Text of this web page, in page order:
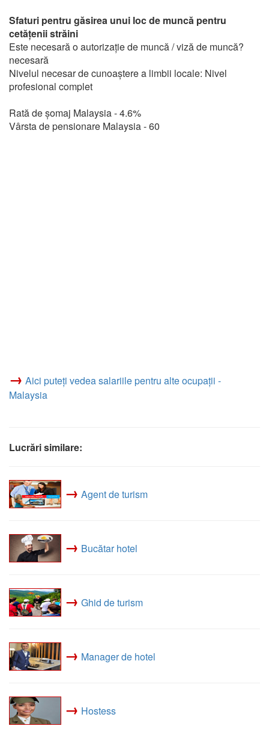
Sfaturi pentru găsirea unui loc de muncă pentru
cetățenii străini
Este necesară o autorizație de muncă / viză de muncă?
necesară
Nivelul necesar de cunoaștere a limbii locale: Nivel
profesional complet
Rată de șomaj Malaysia - 4.6%
Vârsta de pensionare Malaysia - 60
→ Aici puteți vedea salariile pentru alte ocupații -
Malaysia
Lucrări similare:
→ Agent de turism
→ Bucătar hotel
→ Ghid de turism
→ Manager de hotel
→ Hostess